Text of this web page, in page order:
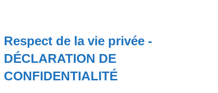
Respect de la vie privée -
DÉCLARATION DE
CONFIDENTIALITÉ